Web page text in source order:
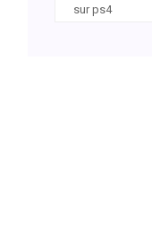
sur ps4